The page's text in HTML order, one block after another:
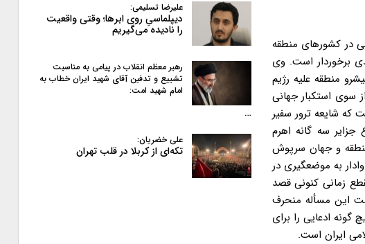
در کشورهای منطقه
برخوردار است. وی
منطقه علیه رژیم
سوی استکبار جهانی
که شایعه ترور سفیر
سه گانه اهرم
و جهان سرپوش
به موضعگیری در
زمانی کنونی قصد
این مسأله منحرف
ادعایی را برای
ایران است.
علیرضا تسلیمی:
دیپلماسیِ روی ابرها؛ وقتی واقعیت
را نادیده می‌گیریم
رهبر معظم انقلاب در پیامی به‌ مناسبت
تشییع و تدفین آقای شهید ایران خطاب به
امام شهید امت:
…
علی خضریان:
تکه‌ای از کربلا در قلب تهران